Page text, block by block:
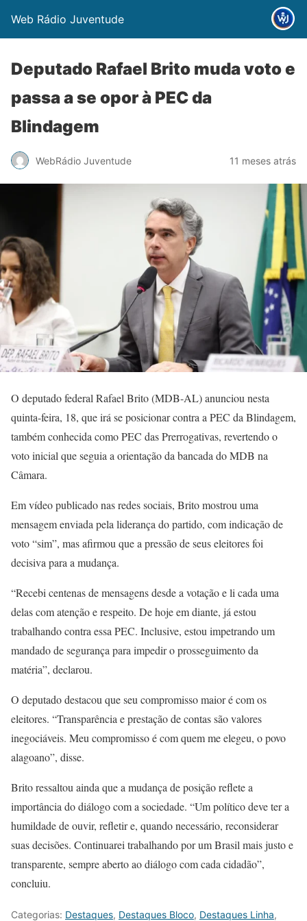
Web Rádio Juventude
Deputado Rafael Brito muda voto e
passa a se opor à PEC da
Blindagem
WebRádio Juventude 11 meses atrás
O deputado federal Rafael Brito (MDB-AL) anunciou nesta
quinta-feira, 18, que irá se posicionar contra a PEC da Blindagem,
também conhecida como PEC das Prerrogativas, revertendo o
voto inicial que seguia a orientação da bancada do MDB na
Câmara.
Em vídeo publicado nas redes sociais, Brito mostrou uma
mensagem enviada pela liderança do partido, com indicação de
voto “sim”, mas afirmou que a pressão de seus eleitores foi
decisiva para a mudança.
“Recebi centenas de mensagens desde a votação e li cada uma
delas com atenção e respeito. De hoje em diante, já estou
trabalhando contra essa PEC. Inclusive, estou impetrando um
mandado de segurança para impedir o prosseguimento da
matéria”, declarou.
O deputado destacou que seu compromisso maior é com os
eleitores. “Transparência e prestação de contas são valores
inegociáveis. Meu compromisso é com quem me elegeu, o povo
alagoano”, disse.
Brito ressaltou ainda que a mudança de posição reflete a
importância do diálogo com a sociedade. “Um político deve ter a
humildade de ouvir, refletir e, quando necessário, reconsiderar
suas decisões. Continuarei trabalhando por um Brasil mais justo e
transparente, sempre aberto ao diálogo com cada cidadão”,
concluiu.
Categorias: Destaques, Destaques Bloco, Destaques Linha,